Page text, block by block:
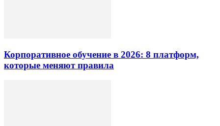
Корпоративное обучение в 2026: 8 платформ,
которые меняют правила